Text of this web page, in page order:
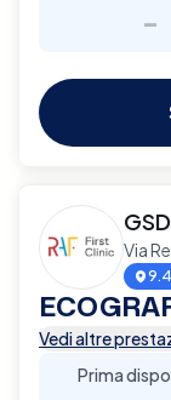
-
Via
Vedi altre
Prima